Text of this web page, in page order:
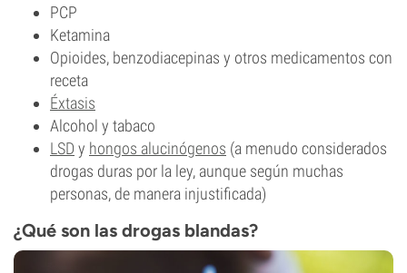
PCP
Ketamina
Opioides, benzodiacepinas y otros medicamentos con
receta
Éxtasis
Alcohol y tabaco
LSD y hongos alucinógenos (a menudo considerados
drogas duras por la ley, aunque según muchas
personas, de manera injustificada)
¿Qué son las drogas blandas?